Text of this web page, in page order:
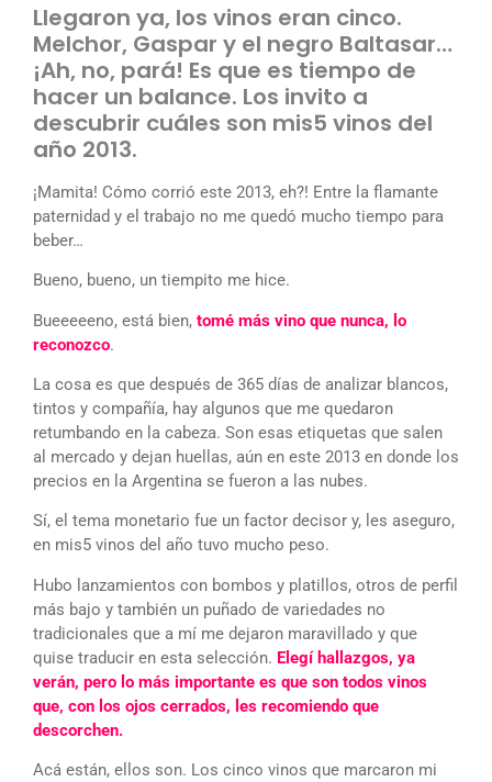
Llegaron ya, los vinos eran cinco.
Melchor, Gaspar y el negro Baltasar…
¡Ah, no, pará! Es que es tiempo de
hacer un balance. Los invito a
descubrir cuáles son mis5 vinos del
año 2013.
¡Mamita! Cómo corrió este 2013, eh?! Entre la flamante
paternidad y el trabajo no me quedó mucho tiempo para
beber…
Bueno, bueno, un tiempito me hice.
Bueeeeeno, está bien, tomé más vino que nunca, lo
reconozco.
La cosa es que después de 365 días de analizar blancos,
tintos y compañía, hay algunos que me quedaron
retumbando en la cabeza. Son esas etiquetas que salen
al mercado y dejan huellas, aún en este 2013 en donde los
precios en la Argentina se fueron a las nubes.
Sí, el tema monetario fue un factor decisor y, les aseguro,
en mis5 vinos del año tuvo mucho peso.
Hubo lanzamientos con bombos y platillos, otros de perfil
más bajo y también un puñado de variedades no
tradicionales que a mí me dejaron maravillado y que
quise traducir en esta selección. Elegí hallazgos, ya
verán, pero lo más importante es que son todos vinos
que, con los ojos cerrados, les recomiendo que
descorchen.
Acá están, ellos son. Los cinco vinos que marcaron mi